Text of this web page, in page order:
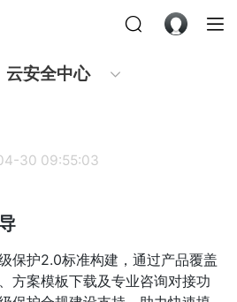
云安全中心
30 09:55:03
保护2.0标准构建，通过产品覆盖
方案模板下载及专业咨询对接功